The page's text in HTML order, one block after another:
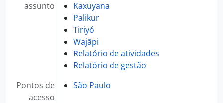
assunto
Kaxuyana
Palikur
Tiriyó
Wajãpi
Relatório de atividades
Relatório de gestão
Pontos de
acesso
São Paulo